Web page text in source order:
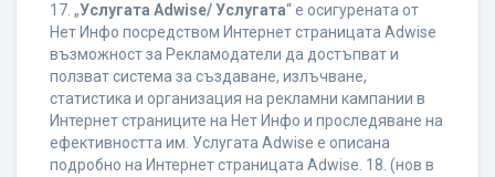
17. „Услугата Adwise/ Услугата“ е осигурената от
Нет Инфо посредством Интернет страницата Adwise
възможност за Рекламодатели да достъпват и
ползват система за създаване, излъчване,
статистика и организация на рекламни кампании в
Интернет страниците на Нет Инфо и проследяване на
ефективността им. Услугата Adwise е описана
подробно на Интернет страницата Adwise. 18. (нов в